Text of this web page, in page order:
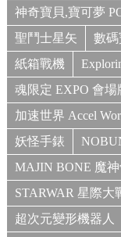
神奇寶貝,寶可夢
聖鬥士星矢
數碼
紙箱戰機
魂限定 EXPO 會
加速世界 Accel
妖怪手錶
MAJIN BONE 魔
STARWAR 星際
超次元變形機器人